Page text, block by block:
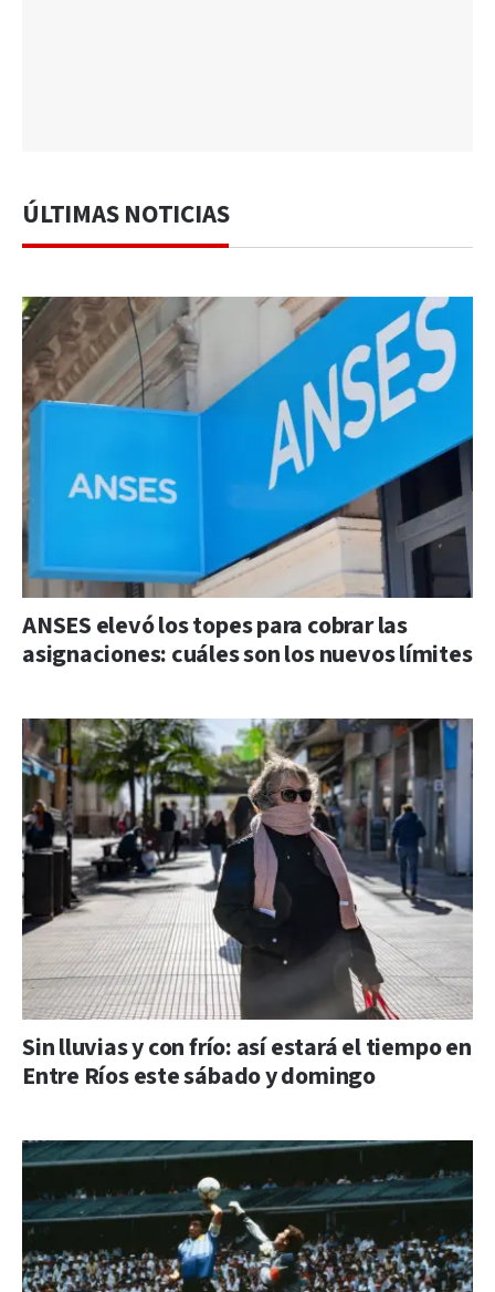
ÚLTIMAS NOTICIAS
ANSES elevó los topes para cobrar las
asignaciones: cuáles son los nuevos límites
Sin lluvias y con frío: así estará el tiempo en
Entre Ríos este sábado y domingo